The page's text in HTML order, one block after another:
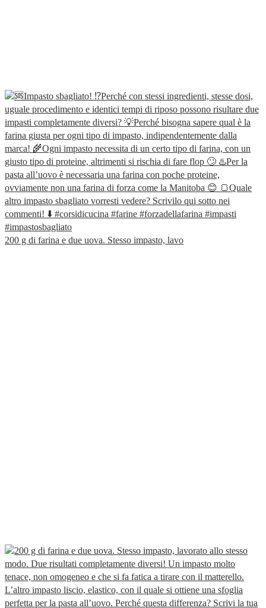
200 g di farina e due uova. Stesso impasto, lavo